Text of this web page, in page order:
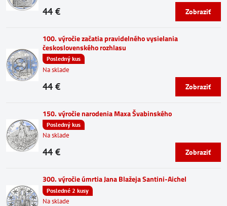
44 € Zobraziť
100. výročie začatia pravidelného vysielania
československého rozhlasu
Posledný kus
Na sklade
44 € Zobraziť
150. výročie narodenia Maxa Švabinského
Posledný kus
Na sklade
44 € Zobraziť
300. výročie úmrtia Jana Blažeja Santini-Aichel
Posledné 2 kusy
Na sklade